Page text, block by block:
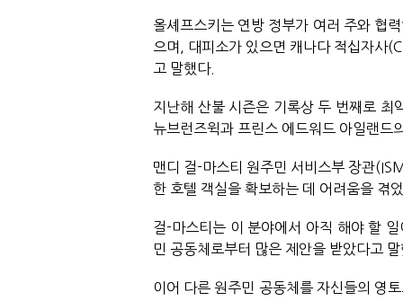
올셰프스키는 연방 정부가 여러 주와 협
으며, 대피소가 있으면 캐나다 적십자사
고 말했다.
지난해 산불 시즌은 기록상 두 번째로
뉴브런즈윅과 프린스 에드워드 아일랜드
맨디 걸-마스티 원주민 서비스부 장관
한 호텔 객실을 확보하는 데 어려움을 겪
걸-마스티는 이 분야에서 아직 해야 할
민 공동체로부터 많은 제안을 받았다고
이어 다른 원주민 공동체를 자신들의 영